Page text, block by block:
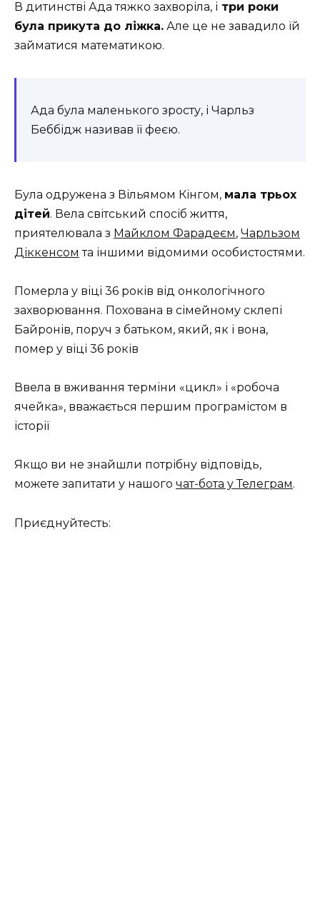
В дитинстві Ада тяжко захворіла, і три роки
була прикута до ліжка. Але це не завадило їй
займатися математикою.
Ада була маленького зросту, і Чарльз
Беббідж називав її феєю.
Була одружена з Вільямом Кінгом, мала трьох
дітей. Вела світський спосіб життя,
приятелювала з Майклом Фарадеєм, Чарльзом
Діккенсом та іншими відомими особистостями.
Померла у віці 36 років від онкологічного
захворювання. Похована в сімейному склепі
Байронів, поруч з батьком, який, як і вона,
помер у віці 36 років
Ввела в вживання терміни «цикл» і «робоча
ячейка», вважається першим програмістом в
історії
Якщо ви не знайшли потрібну відповідь,
можете запитати у нашого чат-бота у Телеграм.
Приєднуйтесть: